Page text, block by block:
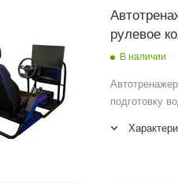
рулевое
В наличии
подготовку